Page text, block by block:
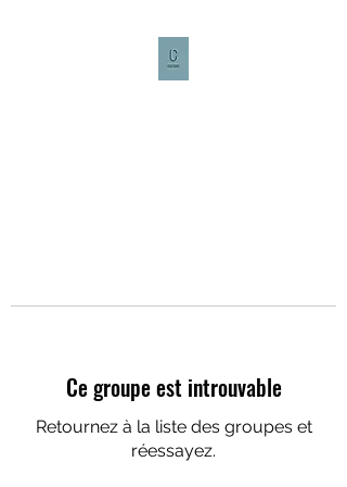
Ce groupe est introuvable
Retournez à la liste des groupes et
réessayez.